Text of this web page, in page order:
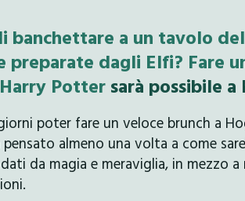
banchettare a un tavolo
dagli Elfi? Fare
Pottersarà possibile
poter fare un veloce brunch a
almeno una volta a come
da magia e meraviglia, in mezzo